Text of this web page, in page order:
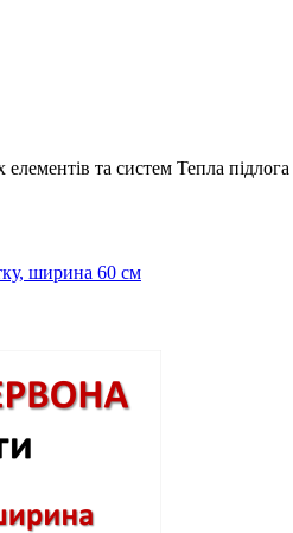
та систем Тепла підлога
ширина 60 см